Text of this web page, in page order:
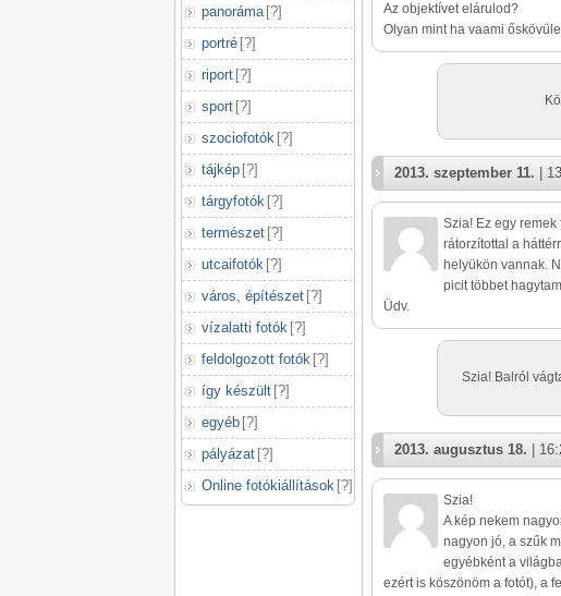
panoráma [?]
portré [?]
riport [?]
sport [?]
szociofotók [?]
tájkép [?]
tárgyfotók [?]
természet [?]
utcaifotók [?]
város, építészet [?]
vízalatti fotók [?]
feldolgozott fotók [?]
így készült [?]
egyéb [?]
pályázat [?]
Online fotókiállítások [?]
Az objektívet elárulod?
Olyan mint ha vaami
2013. szeptember 11. |
Szia! Ez egy remek
rátorzítottal a
helyükön vannak.
picit többet
Üdv.
Szia! Balról
2013. augusztus 18. |
Szia!
A kép nekem
nagyon jó, a szűk
egyébként a
ezért is köszönöm a fotót), a